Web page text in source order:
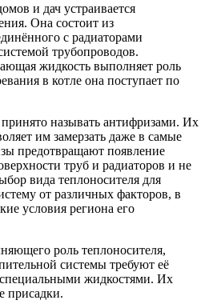
и дач устраивается
Она состоит из
с радиаторами
трубопроводов.
жидкость выполняет роль
в котле она поступает по
называть антифризами. Их
им замерзать даже в самые
предотвращают появление
труб и радиаторов и не
вида теплоносителя для
от различных факторов, в
условия региона его
роль теплоносителя,
системы требуют её
жидкостями. Их
присадки.